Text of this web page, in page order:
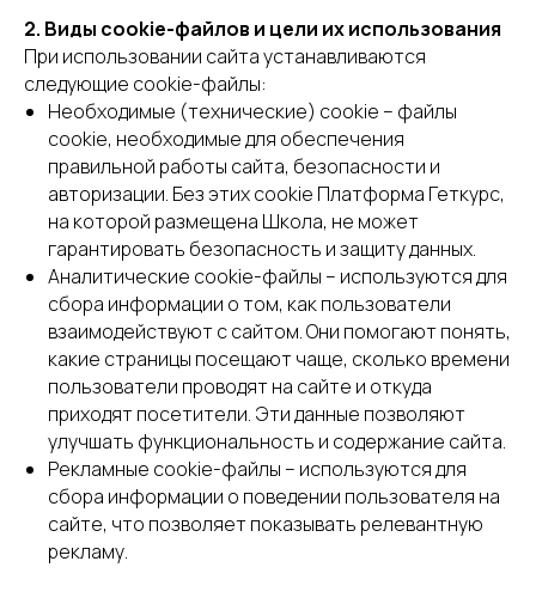
2. Виды cookie-файлов и цели их использования
При использовании сайта устанавливаются
следующие cookie-файлы:
Необходимые (технические) cookie – файлы
cookie, необходимые для обеспечения
правильной работы сайта, безопасности и
авторизации. Без этих cookie Платформа Геткурс,
на которой размещена Школа, не может
гарантировать безопасность и защиту данных.
Аналитические cookie-файлы – используются для
сбора информации о том, как пользователи
взаимодействуют с сайтом. Они помогают понять,
какие страницы посещают чаще, сколько времени
пользователи проводят на сайте и откуда
приходят посетители. Эти данные позволяют
улучшать функциональность и содержание сайта.
Рекламные cookie-файлы – используются для
сбора информации о поведении пользователя на
сайте, что позволяет показывать релевантную
рекламу.